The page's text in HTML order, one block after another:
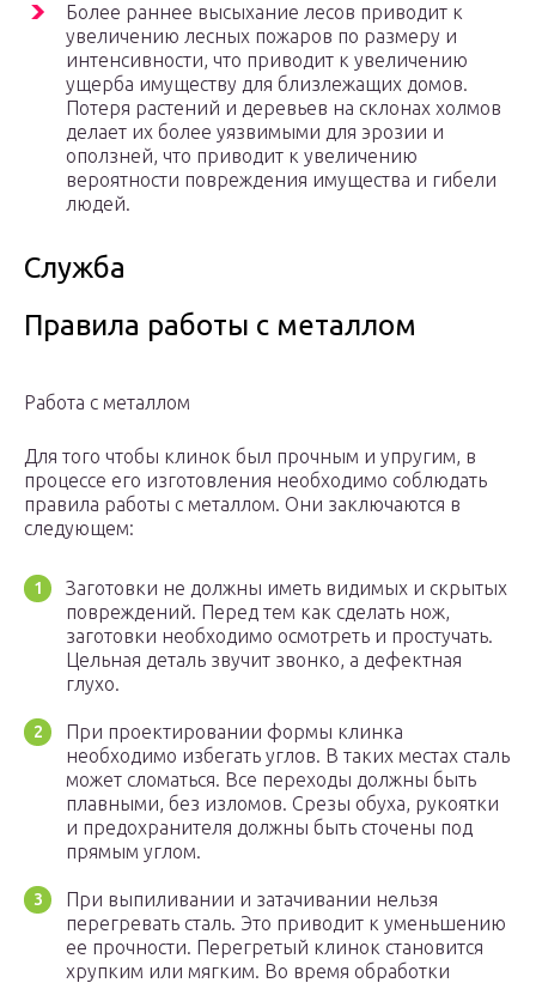
Более раннее высыхание лесов приводит к
увеличению лесных пожаров по размеру и
интенсивности, что приводит к увеличению
ущерба имуществу для близлежащих домов.
Потеря растений и деревьев на склонах холмов
делает их более уязвимыми для эрозии и
оползней, что приводит к увеличению
вероятности повреждения имущества и гибели
людей.
Служба
Правила работы с металлом
Работа с металлом
Для того чтобы клинок был прочным и упругим, в
процессе его изготовления необходимо соблюдать
правила работы с металлом. Они заключаются в
следующем:
Заготовки не должны иметь видимых и скрытых
повреждений. Перед тем как сделать нож,
заготовки необходимо осмотреть и простучать.
Цельная деталь звучит звонко, а дефектная
глухо.
При проектировании формы клинка
необходимо избегать углов. В таких местах сталь
может сломаться. Все переходы должны быть
плавными, без изломов. Срезы обуха, рукоятки
и предохранителя должны быть сточены под
прямым углом.
При выпиливании и затачивании нельзя
перегревать сталь. Это приводит к уменьшению
ее прочности. Перегретый клинок становится
хрупким или мягким. Во время обработки